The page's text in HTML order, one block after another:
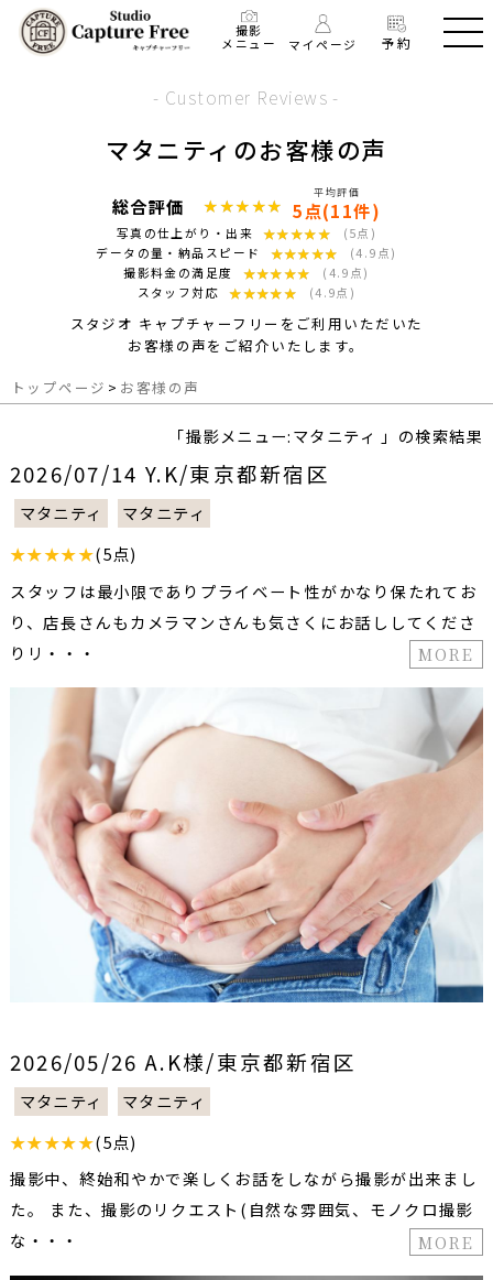
予約
マイページ
撮影
メニュー
- Customer Reviews -
マタニティのお客様の声
総合評価 ★★★★★
★★★★★
平均評価
5点(11件)
写真の仕上がり・出来 ★★★★★
★★★★★
(5点)
データの量・納品スピード
★★★★★
★★★★★
(4.9点)
撮影料金の満足度
★★★★★
★★★★★
(4.9点)
スタッフ対応
★★★★★
★★★★★ (4.9点)
スタジオ キャプチャーフリーをご利用いただいた
お客様の声をご紹介いたします。
トップページ > お客様の声
「撮影メニュー:マタニティ 」の検索結果
2026/07/14 Y.K/東京都新宿区
マタニティ
マタニティ
★★★★★(5点)
スタッフは最小限でありプライベート性がかなり保たれてお
り、店長さんもカメラマンさんも気さくにお話ししてくださ
りリ・・・
MORE
2026/05/26 A.K様/東京都新宿区
マタニティ
マタニティ
★★★★★(5点)
撮影中、終始和やかで楽しくお話をしながら撮影が出来まし
た。 また、撮影のリクエスト(自然な雰囲気、モノクロ撮影
な・・・
MORE